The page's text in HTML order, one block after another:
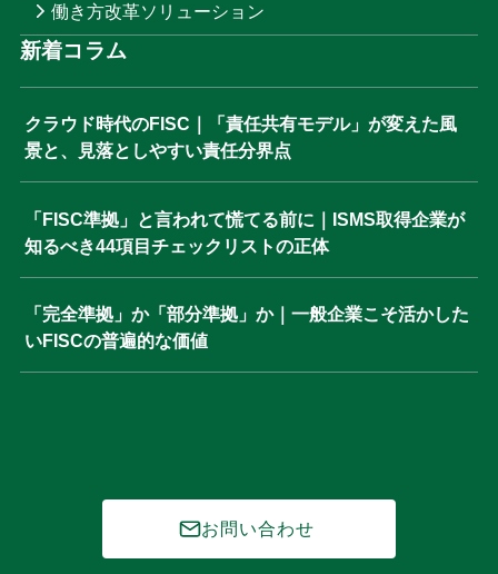
働き方改革ソリューション
新着コラム
クラウド時代のFISC｜「責任共有モデル」が変えた風
景と、見落としやすい責任分界点
「FISC準拠」と言われて慌てる前に｜ISMS取得企業が
知るべき44項目チェックリストの正体
「完全準拠」か「部分準拠」か｜一般企業こそ活かした
いFISCの普遍的な価値
お問い合わせ